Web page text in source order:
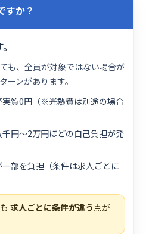
すか？
も、全員が対象ではない場合が
ーンがあります。
実質0円（※光熱費は別途の場合
千円〜2万円ほどの自己負担が発
一部を負担（条件は求人ごとに
求人ごとに条件が違う点が